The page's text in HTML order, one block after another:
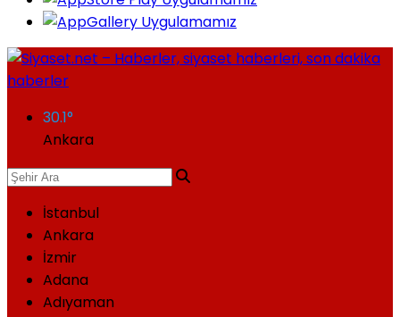
30.1°
Ankara
İstanbul
Ankara
İzmir
Adana
Adıyaman